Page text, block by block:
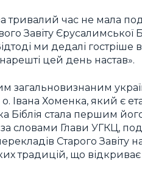
тривалий час не мала
Єрусалимської
ми дедалі гостріше
цей день настав».
загальновизнаним
Івана Хоменка, який є
Біблія стала першим
словами Глави УГКЦ,
Старого Завіту
традицій, що відкриває